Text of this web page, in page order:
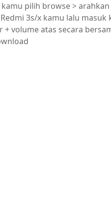
pilih browse >
3s/x kamu lalu
volume atas secara